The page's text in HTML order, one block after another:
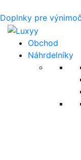
Doplnky pre
Obchod
Náhrdelníky